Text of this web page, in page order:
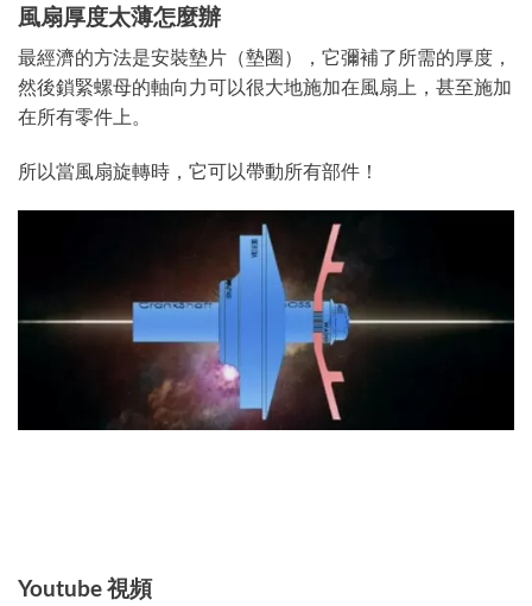
風扇厚度太薄怎麼辦
最經濟的方法是安裝墊片（墊圈），它彌補了所需的厚度，
然後鎖緊螺母的軸向力可以很大地施加在風扇上，甚至施加
在所有零件上。
所以當風扇旋轉時，它可以帶動所有部件！
Youtube 視頻